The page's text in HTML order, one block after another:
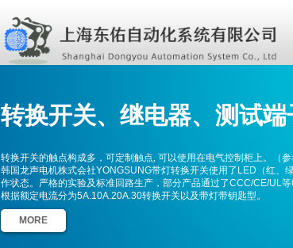
MORE
转换开关的触点构成多，可定制触点, 可以使用在电气控制柜上。（参
韩国龙声电机株式会社YONGSUNG带灯转换开关使用了LED（红、
作状态。严格的实验及标准回路生产，部分产品通过了CCC/CE/UL等
根据额定电流分为5A.10A.20A.30转换开关以及带灯带钥匙型。
转换开关、 继电器、测试端